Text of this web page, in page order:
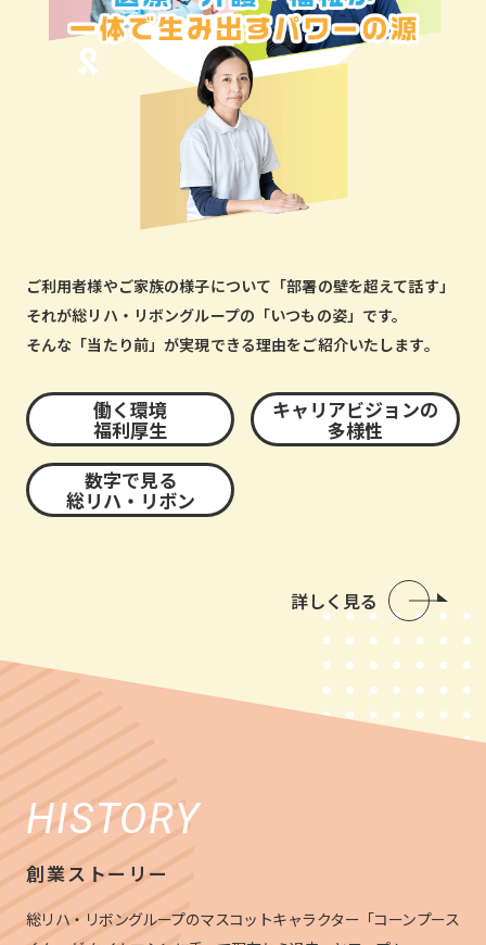
ご利用者様やご家族の様子について「部署の壁を超えて話す」
それが総リハ・リボングループの「いつもの姿」です。
そんな「当たり前」が実現できる理由をご紹介いたします。
働く環境
福利厚生
キャリアビジョンの
多様性
数字で見る
総リハ・リボン
詳しく見る
HISTORY
創業ストーリー
総リハ・リボングループのマスコットキャラクター「コーンプース